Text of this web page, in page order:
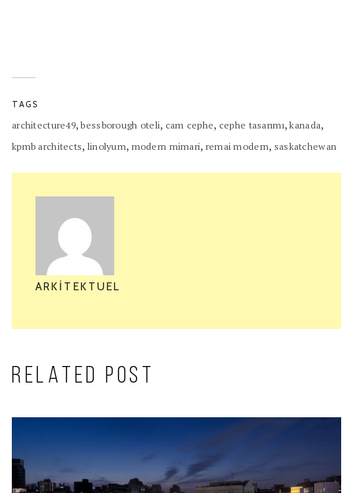
TAGS
architecture49,bessborough oteli, cam cephe, cephe tasarımı,kanada,
kpmb architects, linolyum, modern mimari, remai modern, saskatchewan
ARKITEKTUEL
RELATED POST